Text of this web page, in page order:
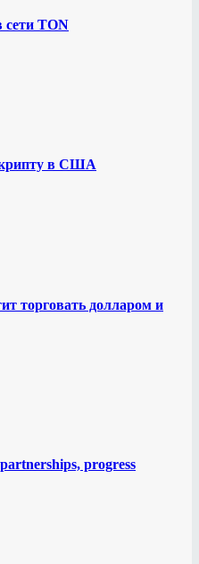
сети TON
крипту в США
торговать долларом и
progress